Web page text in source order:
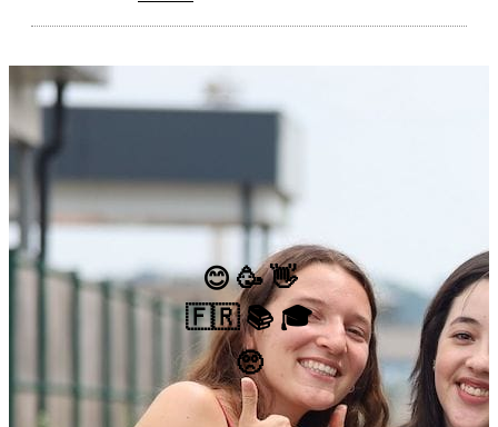
😊 🥳 👋
🇫🇷 📚 🎓
🥺